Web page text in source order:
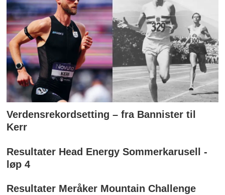
Verdensrekordsetting – fra Bannister til
Kerr
Resultater Head Energy Sommerkarusell -
løp 4
Resultater Meråker Mountain Challenge